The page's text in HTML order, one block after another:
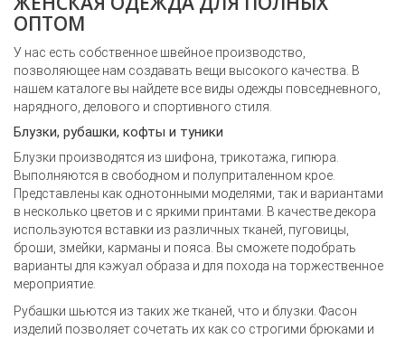
ОПТОМ
У нас есть собственное швейное производство,
позволяющее нам создавать вещи высокого качества. В
нашем каталоге вы найдете все виды одежды повседневного,
нарядного, делового и спортивного стиля.
Блузки, рубашки, кофты и туники
Блузки производятся из шифона, трикотажа, гипюра.
Выполняются в свободном и полуприталенном крое.
Представлены как однотонными моделями, так и вариантами
в несколько цветов и с яркими принтами. В качестве декора
используются вставки из различных тканей, пуговицы,
броши, змейки, карманы и пояса. Вы сможете подобрать
варианты для кэжуал образа и для похода на торжественное
мероприятие.
Рубашки шьются из таких же тканей, что и блузки. Фасон
изделий позволяет сочетать их как со строгими брюками и